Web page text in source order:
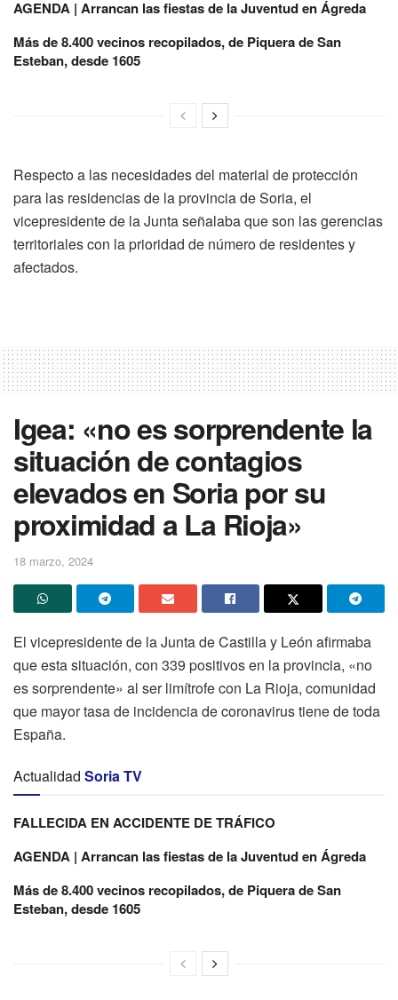
AGENDA | Arrancan las fiestas de la Juventud en Ágreda
Más de 8.400 vecinos recopilados, de Piquera de San
Esteban, desde 1605
Respecto a las necesidades del material de protección
para las residencias de la provincia de Soria, el
vicepresidente de la Junta señalaba que son las gerencias
territoriales con la prioridad de número de residentes y
afectados.
Igea: «no es sorprendente la
situación de contagios
elevados en Soria por su
proximidad a La Rioja»
18 marzo, 2024
El vicepresidente de la Junta de Castilla y León afirmaba
que esta situación, con 339 positivos en la provincia, «no
es sorprendente» al ser limítrofe con La Rioja, comunidad
que mayor tasa de incidencia de coronavirus tiene de toda
España.
Actualidad Soria TV
FALLECIDA EN ACCIDENTE DE TRÁFICO
AGENDA | Arrancan las fiestas de la Juventud en Ágreda
Más de 8.400 vecinos recopilados, de Piquera de San
Esteban, desde 1605